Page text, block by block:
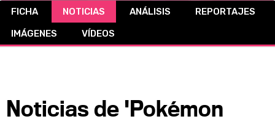
CÓMICS
FICHA NOTICIAS ANÁLISIS
REPORTAJES
IMÁGENES
VÍDEOS
Noticias de 'Pokémon